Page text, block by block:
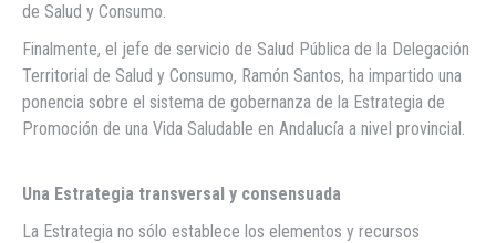
de Salud y Consumo.
Finalmente, el jefe de servicio de Salud Pública de la Delegación
Territorial de Salud y Consumo, Ramón Santos, ha impartido una
ponencia sobre el sistema de gobernanza de la Estrategia de
Promoción de una Vida Saludable en Andalucía a nivel provincial.
Una Estrategia transversal y consensuada
La Estrategia no sólo establece los elementos y recursos